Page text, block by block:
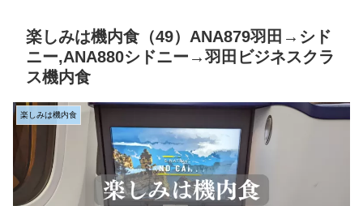
楽しみは機内食（49）ANA879羽田→シド
ニー,ANA880シドニー→羽田ビジネスクラ
ス機内食
楽しみは機内食